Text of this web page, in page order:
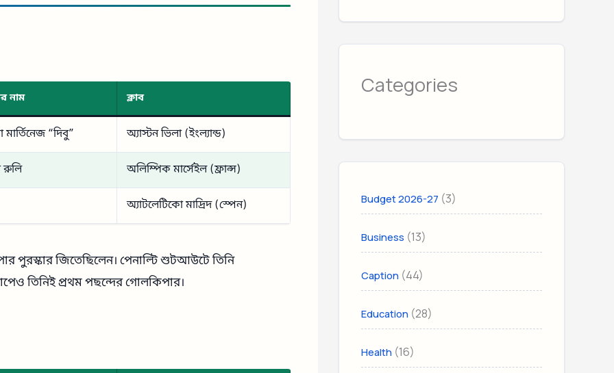
নাম ক্লাব
“দিবু” অ্যাস্টন ভিলা (ইংল্যান্ড)
রুলি অলিম্পিক মার্সেইল (ফ্রান্স)
অ্যাটলেটিকো মাদ্রিদ (স্পেন)
পুরস্কার জিতেছিলেন। পেনাল্টি শুটআউটে তিনি
তিনিই প্রথম পছন্দের গোলকিপার।
Categories
Budget 2026-27 (3)
Business (13)
Caption (44)
Education (28)
Health (16)